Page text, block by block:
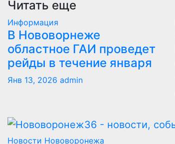
Читать еще
Информация
В Нововорнеже
областное ГАИ проведет
рейды в течение января
Янв 13, 2026 admin
Новости Нововоронежа